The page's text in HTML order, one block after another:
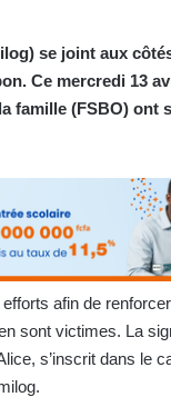
se joint aux
Ce mercredi 13
famille (FSBO) ont
afin de
sont victimes. La
s’inscrit dans le